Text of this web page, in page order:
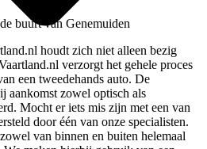
buurt van Genemuiden
houdt zich niet alleen bezig
verzorgt het gehele proces
een tweedehands auto. De
aankomst zowel optisch als
Mocht er iets mis zijn met een van
door één van onze specialisten.
van binnen en buiten helemaal